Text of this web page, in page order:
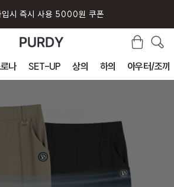
입시 즉시 사용 5000원 쿠폰
나 SET-UP 상의 하의 아우터/조끼